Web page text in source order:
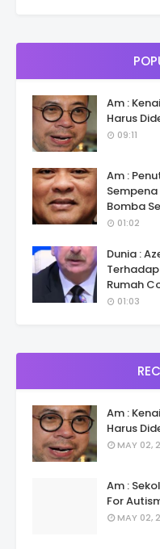
Am :
Harus
09:11
Am :
Bomba
01:02
Dunia :
Rumah
01:03
Am :
Harus
MAY 02,
Am :
For
MAY 02,